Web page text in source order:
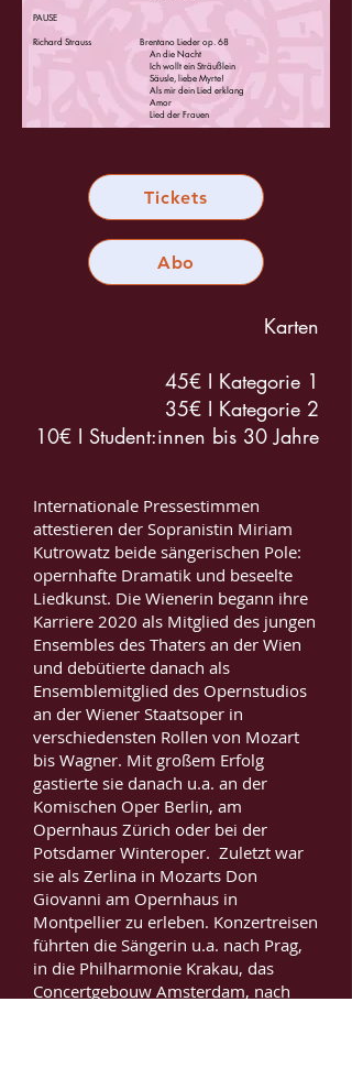
PAUSE
Richard Strauss Brentano Lieder op. 68
An die Nacht
Ich wollt ein Sträußlein
Säusle, liebe Myrte!
Als mir dein Lied erklang
Amor
Lied der Frauen
Tickets
Abo
Karten
45€ I Kategorie 1
35€ I Kategorie 2
10€ I Student:innen bis 30 Jahre
Internationale Pressestimmen
attestieren der Sopranistin Miriam
Kutrowatz beide sängerischen Pole:
opernhafte Dramatik und beseelte
Liedkunst. Die Wienerin begann ihre
Karriere 2020 als Mitglied des jungen
Ensembles des Thaters an der Wien
und debütierte danach als
Ensemblemitglied des Opernstudios
an der Wiener Staatsoper in
verschiedensten Rollen von Mozart
bis Wagner. Mit großem Erfolg
gastierte sie danach u.a. an der
Komischen Oper Berlin, am
Opernhaus Zürich oder bei der
Potsdamer Winteroper. Zuletzt war
sie als Zerlina in Mozarts Don
Giovanni am Opernhaus in
Montpellier zu erleben. Konzertreisen
führten die Sängerin u.a. nach Prag,
in die Philharmonie Krakau, das
Concertgebouw Amsterdam, nach